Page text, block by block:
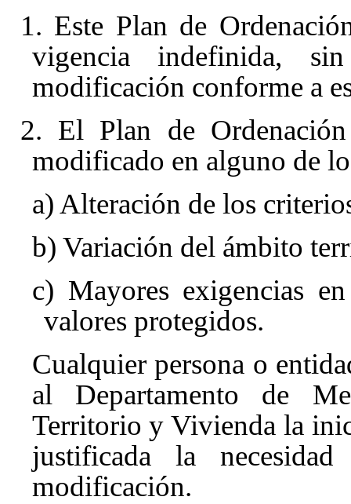
1. Este Plan de
vigencia indefinida,
modificación conforme a
2. El Plan de
modificado en alguno de
a) Alteración de los
b) Variación del ámbito
c) Mayores exigencias
valores protegidos.
Cualquier persona o
al Departamento de
Territorio y Vivienda la
justificada la
modificación.